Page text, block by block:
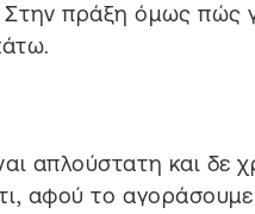
πράξη όμως πώς
απλούστατη και δε
αφού το